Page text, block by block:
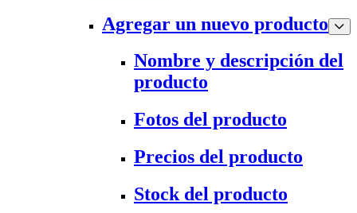
Agregar un nuevo producto
Nombre y descripción del
producto
Fotos del producto
Precios del producto
Stock del producto